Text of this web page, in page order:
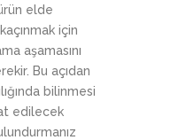
elde
için
aşamasını
Bu açıdan
bilinmesi
edilecek